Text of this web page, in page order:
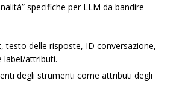
specifiche per LLM da bandire
testo delle risposte, ID conversazione,
label/attributi.
degli strumenti come attributi degli